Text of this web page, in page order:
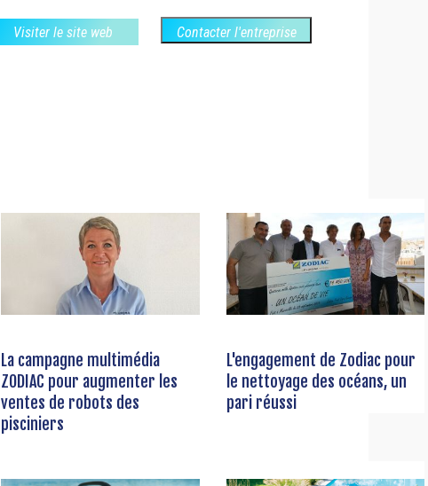
Visiter le site web Contacter l'entreprise
La campagne multimédia
ZODIAC pour augmenter les
ventes de robots des
pisciniers
L'engagement de Zodiac pour
le nettoyage des océans, un
pari réussi